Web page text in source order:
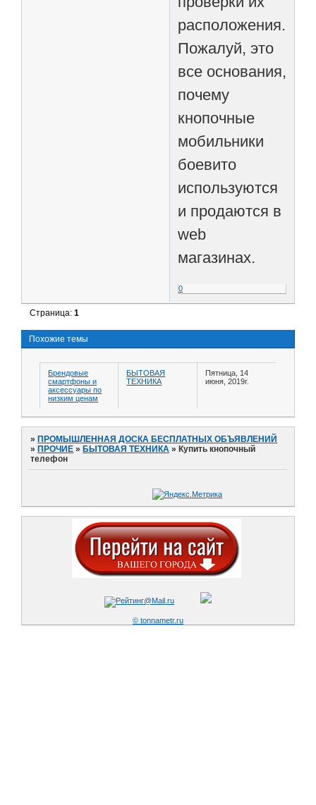
расположения.
Пожалуй, это
все основания,
почему
кнопочные
мобильники
боевито
используются
и продаются в
web
магазинах.
0
Страница:1
Похожие темы
Брендовые
смартфоны и
аксессуары по
низким ценам
БЫТОВАЯ
ТЕХНИКА
Пятница, 14
июня, 2019г.
»ПРОМЫШЛЕННАЯ ДОСКА БЕСПЛАТНЫХ ОБЪЯВЛЕНИЙ
»ПРОЧИЕ »БЫТОВАЯ ТЕХНИКА »Купить кнопочный
телефон
© tonnametr.ru